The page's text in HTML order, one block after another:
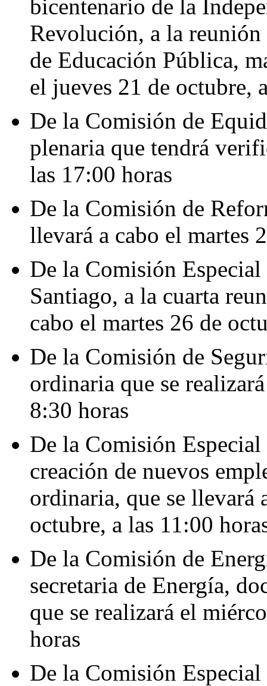
bicentenario de la
Revolución, a la reunión
de Educación Pública,
el jueves 21 de octubre,
De la Comisión de
plenaria que tendrá
las 17:00 horas
De la Comisión de
llevará a cabo el martes
De la Comisión
Santiago, a la cuarta
cabo el martes 26 de
De la Comisión de
ordinaria que se
8:30 horas
De la Comisión
creación de nuevos
ordinaria, que se llevará
octubre, a las 11:00
De la Comisión de
secretaria de Energía,
que se realizará el
horas
De la Comisión